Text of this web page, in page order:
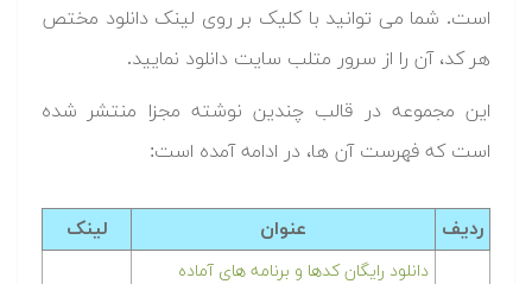
است. شما می توانید با کلیک بر روی لینک دانلود مختص
هر کد، آن را از سرور متلب سایت دانلود نمایید.‬
این مجموعه در قالب چندین نوشته مجزا منتشر شده
است که فهرست آن ها، در ادامه آمده است:
ردیف عنوان لینک
‫‫دانلود رایگان کدها و برنامه های آماده